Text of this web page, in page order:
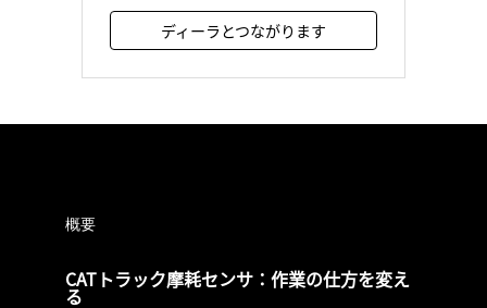
ディーラとつながります
概要
CATトラック摩耗センサ：作業の仕方を変え
る